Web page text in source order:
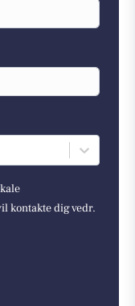
kontakte dig vedr.